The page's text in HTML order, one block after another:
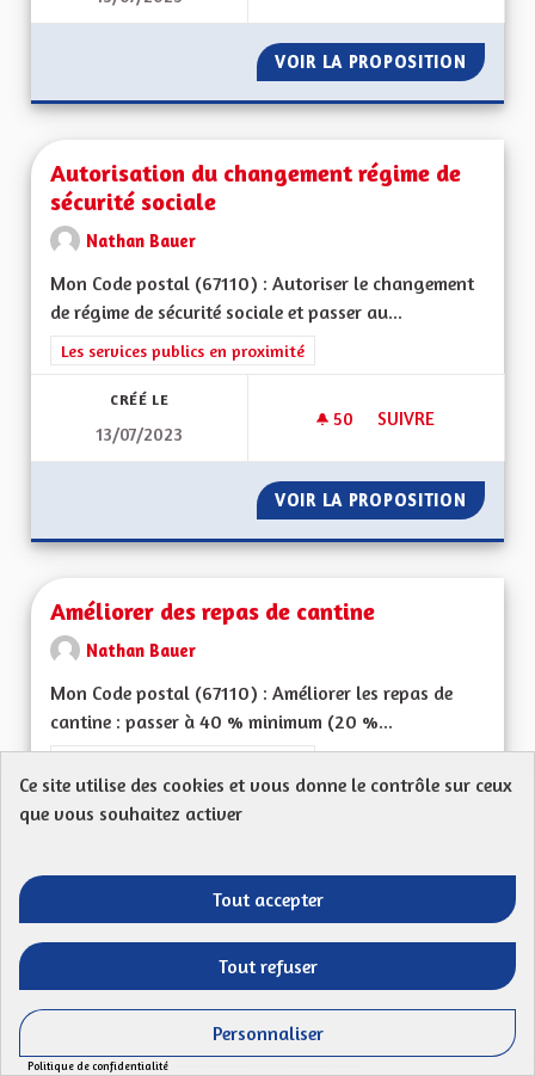
VOIR LA PROPOSITION
Autorisation du changement régime de
sécurité sociale
Nathan Bauer
Mon Code postal (67110) : Autoriser le changement
de régime de sécurité sociale et passer au...
Filtrer les résultats de la catégorie : Les services publics en
Les services publics en proximité
CRÉÉ LE
13/07/2023
50 50 ABONNÉS
SUIVRE
VOIR LA PROPOSITION
Améliorer des repas de cantine
Nathan Bauer
Mon Code postal (67110) : Améliorer les repas de
cantine : passer à 40 % minimum (20 %...
CRÉÉ LE
VOIR LA PROPOSITION
Tarification sociale et plafonnement des
tarifs de cantine
Ce site utilise des cookies et vous donne le contrôle sur ceux
que vous souhaitez activer
Tout accepter
Tout refuser
Personnaliser
Politique de confidentialité